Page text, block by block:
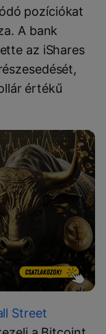
pozíciókat
A bank
az iShares
értékű
Street